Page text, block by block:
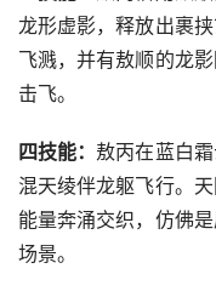
龙形虚影，释放出裹
飞溅，并有敖顺的龙
击飞。
四技能： 敖丙在蓝白
混天绫伴龙躯飞行。
能量奔涌交织，仿佛
场景。